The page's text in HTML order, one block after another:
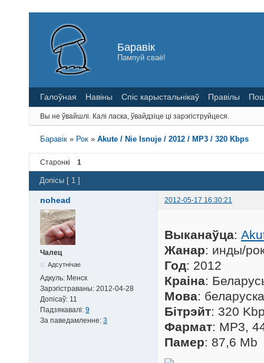
Баравік
Пампуй сваё!
Галоўная Навіны Спіс карыстальнікаў Правілы
Вы не ўвайшлі. Калі ласка, ўвайдзіце ці зарэгіструйцеся.
Баравік » Рок »Akute / Nie Isnuje / 2012 / MP3 / 320 Kbps
Старонкі 1
Допісы [ 1 ]
nohead 2012-05-17 16:30:21
Чалец
Адсутнічае
Адкуль: Менск
Зарэгістраваны: 2012-04-28
Допісаў: 11
Падзякавалі: 9
За паведамленне: 3
Выканаўца:
Жанар: инды/
Год: 2012
Краіна:
Мова:
Бітрэйт: 320
Фармат: MP3,
Памер: 87,6 Mb